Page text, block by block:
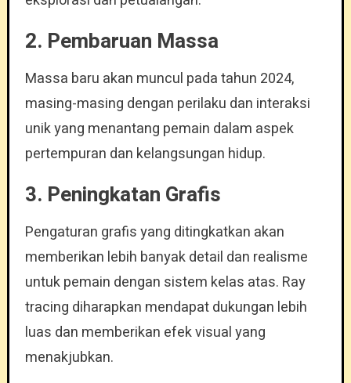
2. Pembaruan Massa
Massa baru akan muncul pada tahun 2024,
masing-masing dengan perilaku dan interaksi
unik yang menantang pemain dalam aspek
pertempuran dan kelangsungan hidup.
3. Peningkatan Grafis
Pengaturan grafis yang ditingkatkan akan
memberikan lebih banyak detail dan realisme
untuk pemain dengan sistem kelas atas. Ray
tracing diharapkan mendapat dukungan lebih
luas dan memberikan efek visual yang
menakjubkan.